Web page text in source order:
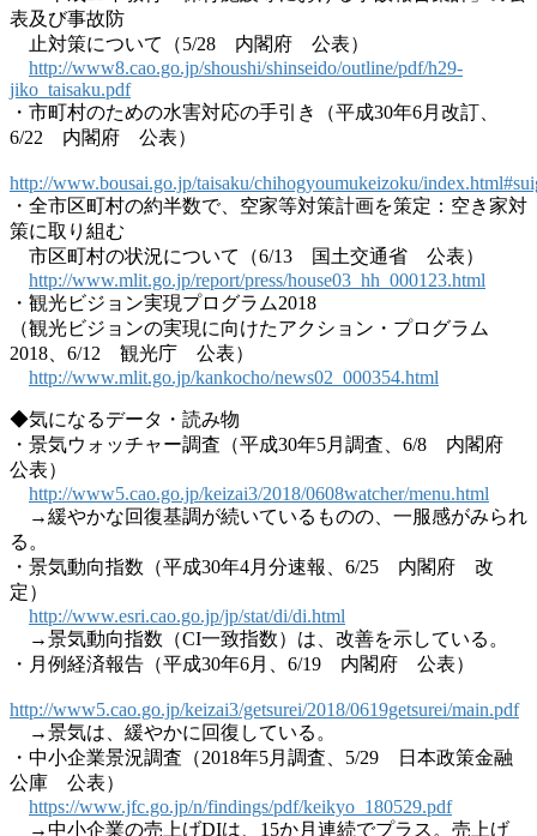
表及び事故防
止対策について（5/28 内閣府 公表）
http://www8.cao.go.jp/shoushi/shinseido/outline/pdf/h29-
jiko_taisaku.pdf
・市町村のための水害対応の手引き（平成30年6月改訂、
6/22 内閣府 公表）
http://www.bousai.go.jp/taisaku/chihogyoumukeizoku/
・全市区町村の約半数で、空家等対策計画を策定：空き家対
策に取り組む
市区町村の状況について（6/13 国土交通省 公表）
http://www.mlit.go.jp/report/press/house03_hh_000123.html
・観光ビジョン実現プログラム2018
（観光ビジョンの実現に向けたアクション・プログラム
2018、6/12 観光庁 公表）
http://www.mlit.go.jp/kankocho/news02_000354.html
◆気になるデータ・読み物
・景気ウォッチャー調査（平成30年5月調査、6/8 内閣府
公表）
http://www5.cao.go.jp/keizai3/2018/0608watcher/menu.html
→緩やかな回復基調が続いているものの、一服感がみられ
る。
・景気動向指数（平成30年4月分速報、6/25 内閣府 改
定）
http://www.esri.cao.go.jp/jp/stat/di/di.html
→景気動向指数（CI一致指数）は、改善を示している。
・月例経済報告（平成30年6月、6/19 内閣府 公表）
http://www5.cao.go.jp/keizai3/getsurei/2018/0619getsurei/main.pdf
→景気は、緩やかに回復している。
・中小企業景況調査（2018年5月調査、5/29 日本政策金融
公庫 公表）
https://www.jfc.go.jp/n/findings/pdf/keikyo_180529.pdf
→中小企業の売上げDIは、15か月連続でプラス。売上げ